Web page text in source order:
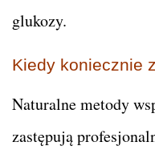
glukozy.
Kiedy koniecznie
Naturalne metody
zastępują